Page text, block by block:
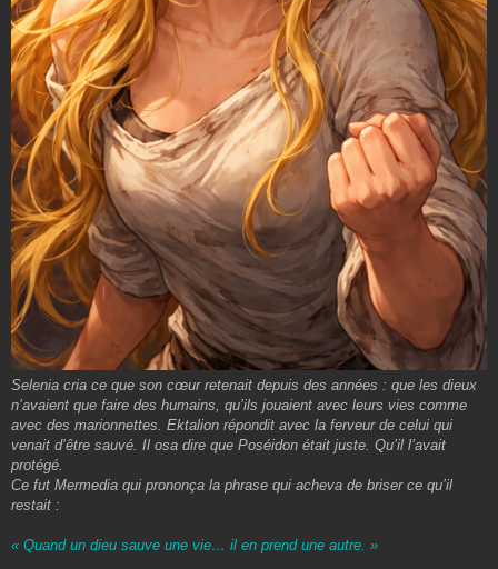
Selenia cria ce que son cœur retenait depuis des années : que les dieux
n’avaient que faire des humains, qu’ils jouaient avec leurs vies comme
avec des marionnettes. Ektalion répondit avec la ferveur de celui qui
venait d’être sauvé. Il osa dire que Poséidon était juste. Qu’il l’avait
protégé.
Ce fut Mermedia qui prononça la phrase qui acheva de briser ce qu’il
restait :
« Quand un dieu sauve une vie… il en prend une autre. »